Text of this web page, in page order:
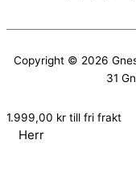
Copyright © 2026
31
1.999,00 kr till fri frakt
Herr